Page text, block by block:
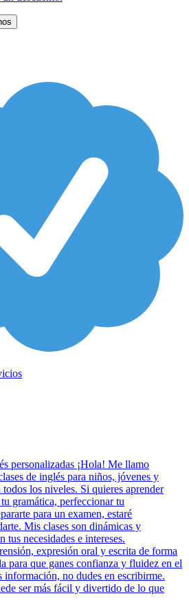
personalizadas ¡Hola! Me llamo
de inglés para niños, jóvenes y
todos los niveles. Si quieres aprender
gramática, perfeccionar tu
para un examen, estaré
Mis clases son dinámicas y
tus necesidades e intereses.
expresión oral y escrita de forma
para que ganes confianza y fluidez en el
información, no dudes en escribirme.
ser más fácil y divertido de lo que